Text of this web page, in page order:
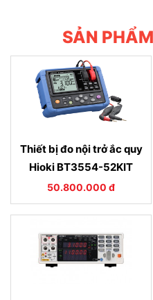
SẢN
Thiết bị đo nội trở ắc quy
Hioki BT3554-52KIT
50.800.000 đ